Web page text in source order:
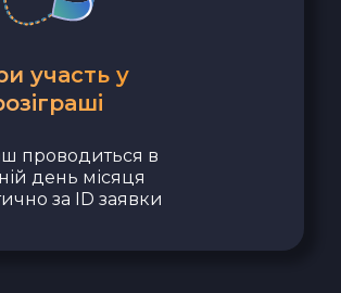
участь у
проводиться в
день місяця
за ID заявки